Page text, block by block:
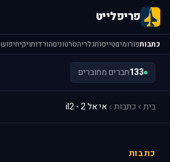
פריפלייט
כתבותפורומיםטייסותגלריהסרטוניםהורדותויקיחיפוש
133חברים מחוברים
בית כתבות אי אל 2 - il2
כתבות